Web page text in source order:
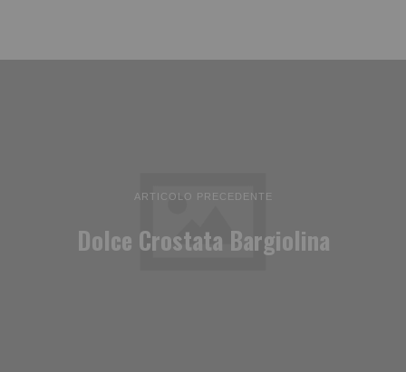
ARTICOLO PRECEDENTE
Dolce Crostata Bargiolina